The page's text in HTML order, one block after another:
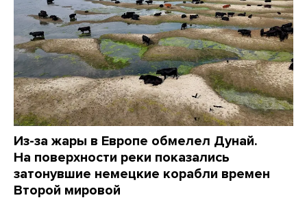
Из-за жары в Европе обмелел Дунай.
На поверхности реки показались
затонувшие немецкие корабли времен
Второй мировой